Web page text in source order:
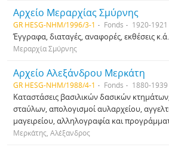
Αρχείο Μεραρχίας Σμύρνης
GR HESG-NHM/1996/3-1 Fonds 1920-1921
Έγγραφα, διαταγές, αναφορές, εκθέσεις κ.ά.
Μεραρχία Σμύρνης
Αρχείο Αλεξάνδρου Μερκάτη
GR HESG-NHM/1988/4-1 Fonds 1880-1939
Καταστάσεις βασιλικών δασικών
σταύλων, απολογισμοί αυλαρχείου,
μαγειρείου, αλληλογραφία και
Μερκάτης, Αλέξανδρος